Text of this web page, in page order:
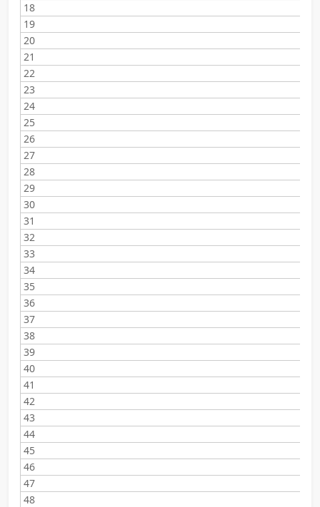
18
19
20
21
22
23
24
25
26
27
28
29
30
31
32
33
34
35
36
37
38
39
40
41
42
43
44
45
46
47
48